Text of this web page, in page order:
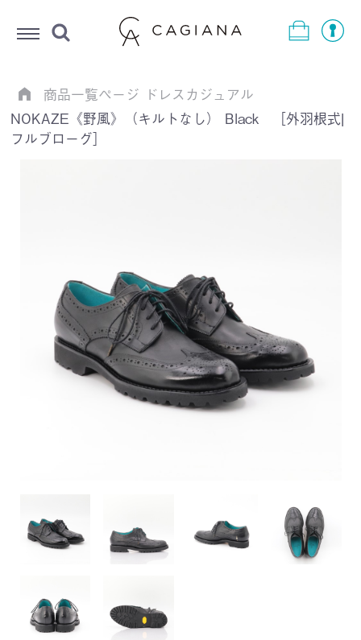
Menu
商品一覧ページ ドレスカジュアル
NOKAZE《野風》（キルトなし） Black ［外羽根式|
フルブローグ］